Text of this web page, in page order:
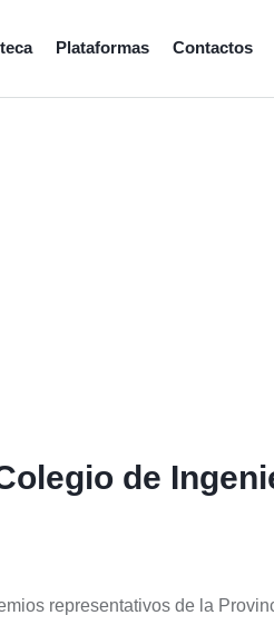
Plataformas Contactos
de
representativos de la